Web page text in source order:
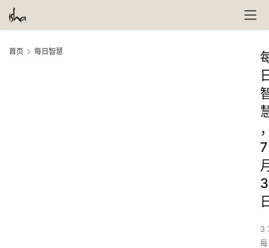
首页 每日智慧
7
3
3